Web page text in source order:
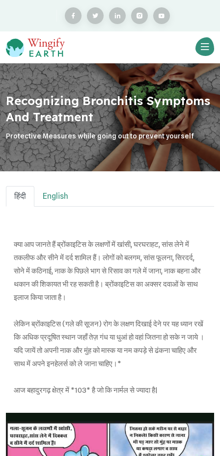
Recognizing Bronchitis Symptoms
And Treatment
Protective Measures while going out to prevent yourself
हिंदी English
क्या आप जानते हैं ब्रोंकाइटिस के लक्षणों में खांसी, घरघराहट, सांस लेने में
तकलीफ और सीने में दर्द शामिल हैं। लोगों को बलगम, सांस फूलना, सिरदर्द,
सोने में कठिनाई, नाक के पिछले भाग से रिसाव का गले में जाना, नाक बहना और
थकान की शिकायत भी रह सकती है। ब्रोंकाइटिस का अक्सर दवाओं के साथ
इलाज किया जाता है।
लेकिन ब्रोंकाइटिस (गले की सूजन) रोग के लक्षण दिखाई देने पर यह ध्यान रखें
कि अधिक प्रदूषित स्थान जहाँ तेज़ गंध या धुआं हो वहां जितना हो सके न जाये ।
यदि जायें तो अपनी नाक और मुंह को मास्क या नम कपड़े से ढंकना चाहिए और
साथ में अपने इनहेलर्स को ले जाना चाहिए।*
आज बहादुरगढ़ क्षेत्र में *103* है जो कि नार्मल से ज्यादा है|